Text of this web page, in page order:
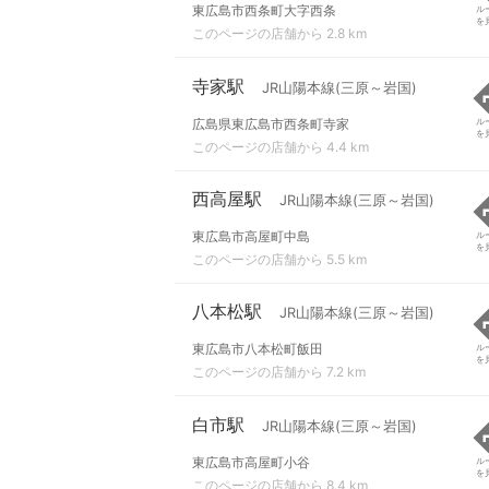
東広島市西条町大字西条
このページの店舗から 2.8 km
ル
を
寺家駅 JR山陽本線(三原～岩国)
広島県東広島市西条町寺家
このページの店舗から 4.4 km
ル
を
西高屋駅 JR山陽本線(三原～岩国)
東広島市高屋町中島
このページの店舗から 5.5 km
ル
を
八本松駅 JR山陽本線(三原～岩国)
東広島市八本松町飯田
このページの店舗から 7.2 km
ル
を
白市駅 JR山陽本線(三原～岩国)
東広島市高屋町小谷
このページの店舗から 8.4 km
ル
を